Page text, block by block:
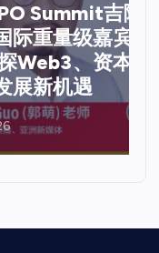
吉隆坡
嘉宾齐聚
资本市场